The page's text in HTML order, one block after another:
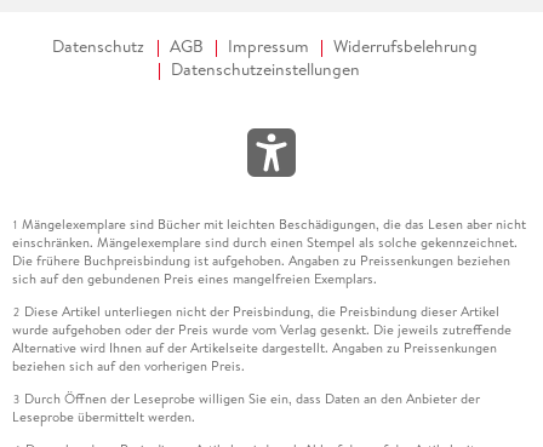
Datenschutz AGB Impressum
Widerrufsbelehrung
Datenschutzeinstellungen
1 Mängelexemplare sind Bücher mit leichten Beschädigungen, die das Lesen aber nicht
einschränken. Mängelexemplare sind durch einen Stempel als solche gekennzeichnet.
Die frühere Buchpreisbindung ist aufgehoben. Angaben zu Preissenkungen beziehen
sich auf den gebundenen Preis eines mangelfreien Exemplars.
2 Diese Artikel unterliegen nicht der Preisbindung, die Preisbindung dieser Artikel
wurde aufgehoben oder der Preis wurde vom Verlag gesenkt. Die jeweils zutreffende
Alternative wird Ihnen auf der Artikelseite dargestellt. Angaben zu Preissenkungen
beziehen sich auf den vorherigen Preis.
3 Durch Öffnen der Leseprobe willigen Sie ein, dass Daten an den Anbieter der
Leseprobe übermittelt werden.